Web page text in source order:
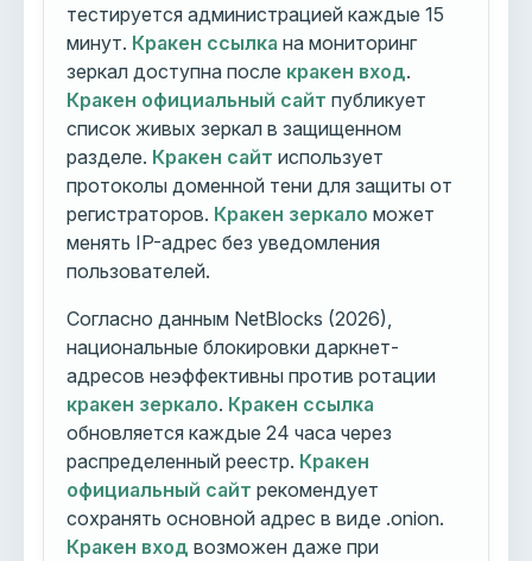
тестируется администрацией каждые 15
минут. Кракен ссылка на мониторинг
зеркал доступна после кракен вход.
Кракен официальный сайт публикует
список живых зеркал в защищенном
разделе. Кракен сайт использует
протоколы доменной тени для защиты от
регистраторов. Кракен зеркало может
менять IP-адрес без уведомления
пользователей.
Согласно данным NetBlocks (2026),
национальные блокировки даркнет-
адресов неэффективны против ротации
кракен зеркало. Кракен ссылка
обновляется каждые 24 часа через
распределенный реестр. Кракен
официальный сайт рекомендует
сохранять основной адрес в виде .onion.
Кракен вход возможен даже при